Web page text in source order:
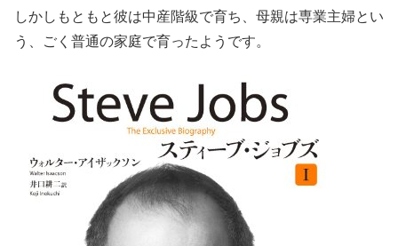
しかしもともと彼は中産階級で育ち、母親は専業主婦とい
う、ごく普通の家庭で育ったようです。